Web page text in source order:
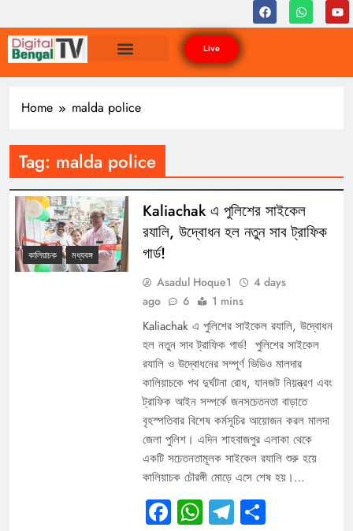
Live
Home malda police
Tag: malda police
কালিয়াচক মধ্যবঙ্গ
Kaliachak এ পুলিশের সাইকেল
র‍যালি, উদ্বোধন হল নতুন সাব ট্রাফিক
গার্ড!
Asadul Hoque1
4 days
ago
6 1 mins
Kaliachak এ পুলিশের সাইকেল র‍যালি, উদ্বোধন
হল নতুন সাব ট্রাফিক গার্ড! পুলিশের সাইকেল
র‍যালি ও উদ্বোধনের সম্পূর্ণ ভিডিও মালদার
কালিয়াচকে পথ দুর্ঘটনা রোধ, যানজট নিয়ন্ত্রণ এবং
ট্রাফিক আইন সম্পর্কে জনসচেতনতা বাড়াতে
বৃহস্পতিবার বিশেষ কর্মসূচির আয়োজন করল মালদা
জেলা পুলিশ। এদিন শাহবাজপুর এলাকা থেকে
একটি সচেতনতামূলক সাইকেল র‍যালি শুরু হয়ে
কালিয়াচক চৌরঙ্গী মোড়ে এসে শেষ হয়।…
Facebook
WhatsApp
Telegram
Share